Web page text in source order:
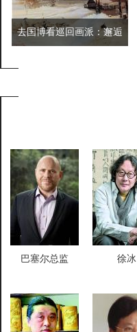
去国博看巡回画派：邂逅
巴塞尔总监 徐冰